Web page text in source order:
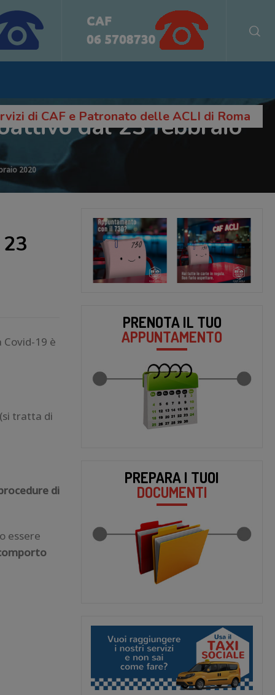
di CAF e Patronato delle ACLI di Roma
dal 23 febbraio
2020
19 è
tratta di
di
essere
PRENOTA IL TUO
APPUNTAMENTO
PREPARA I TUOI
DOCUMENTI